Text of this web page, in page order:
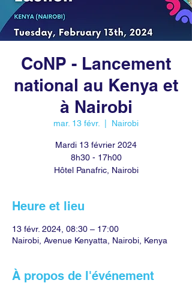
CoNP - Lancement
national au Kenya et
à Nairobi
mar. 13 févr. Nairobi
Mardi 13 février 2024
8h30 - 17h00
Hôtel Panafric, Nairobi
Heure et lieu
13 févr. 2024, 08:30 – 17:00
Nairobi, Avenue Kenyatta, Nairobi, Kenya
À propos de l'événement